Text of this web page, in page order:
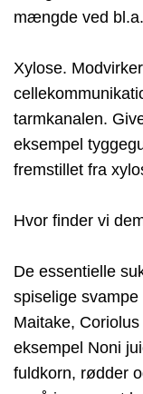
mængde ved
Xylose.
tarmkanalen.
eksempel
fremstillet fra
Hvor finder vi
De essentielle
spiselige
Maitake,
eksempel Noni
fuldkorn, rødder